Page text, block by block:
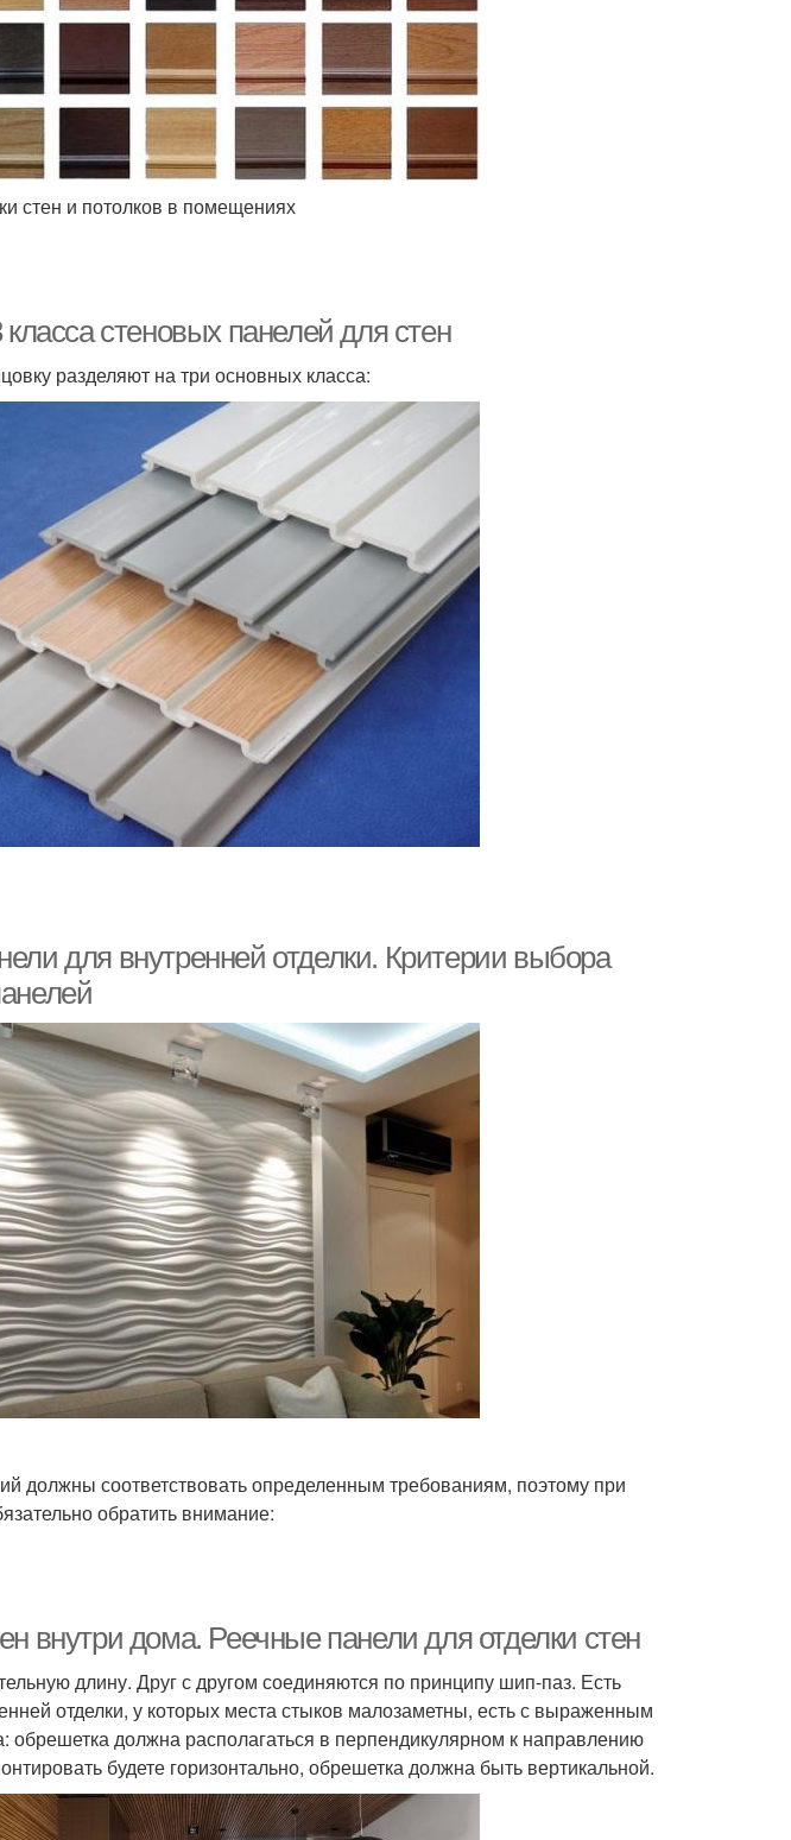
стен и потолков в помещениях
стеновых панелей для стен
разделяют на три основных класса:
для внутренней отделки. Критерии выбора
должны соответствовать определенным требованиям, поэтому при
обратить внимание:
внутри дома. Реечные панели для отделки стен
длину. Друг с другом соединяются по принципу шип-паз. Есть
отделки, у которых места стыков малозаметны, есть с выраженным
должна располагаться в перпендикулярном к направлению
будете горизонтально, обрешетка должна быть вертикальной.